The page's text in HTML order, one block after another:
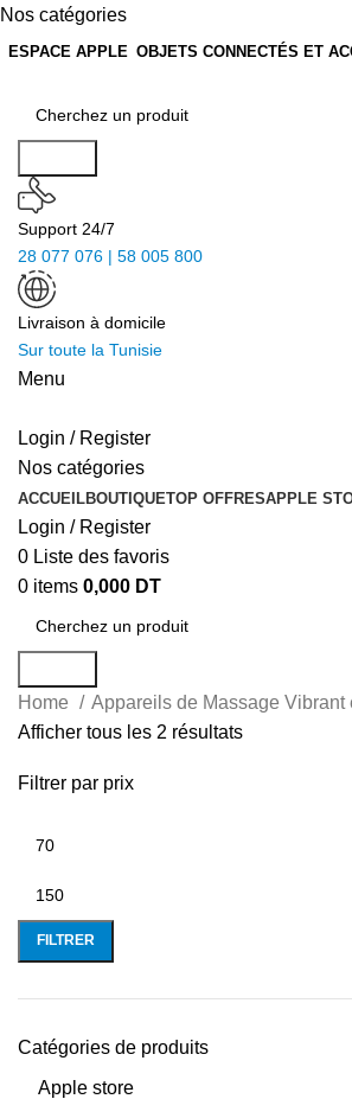
Nos catégories
ESPACE APPLE OBJETS CONNECTÉS ET
Support 24/7
28 077 076 | 58 005 800
Livraison à domicile
Sur toute la Tunisie
Menu
Login / Register
Nos catégories
ACCUEILBOUTIQUETOP OFFRESAPPLE
Login / Register
0 Liste des favoris
0 items 0,000 DT
Home
Appareils de Massage Vibrant
Afficher tous les 2 résultats
Filtrer par prix
FILTRER
Catégories de produits
Apple store